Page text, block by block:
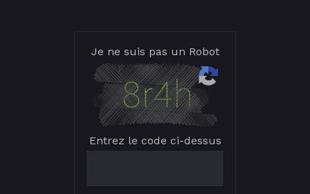
Je ne suis pas un Robot
Entrez le code ci-dessus